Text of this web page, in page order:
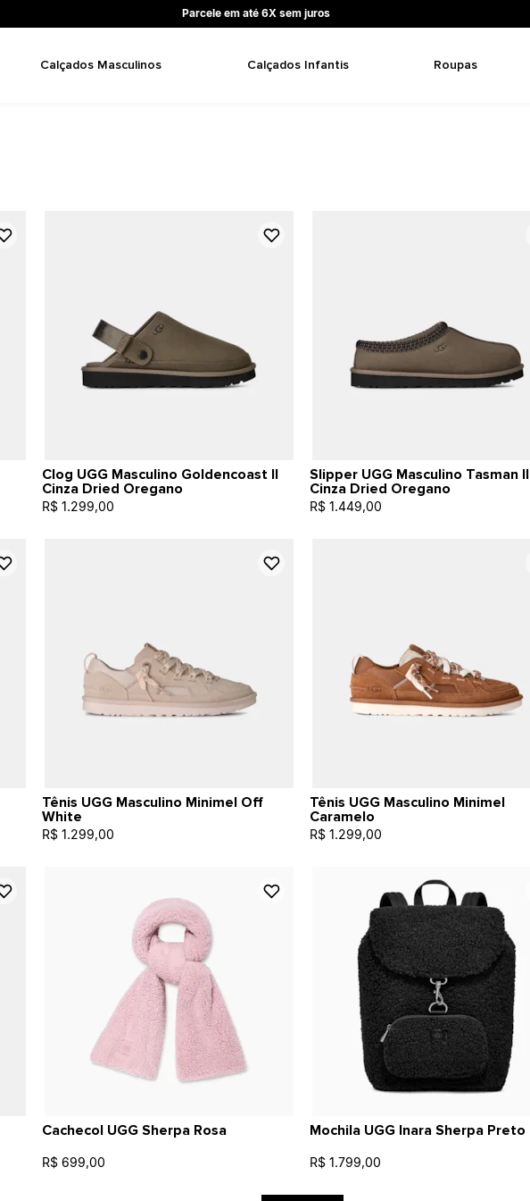
Parcele em até 6X sem juros
Calçados Masculinos Calçados Infantis Roupas
Clog UGG Masculino Goldencoast II
Cinza Dried Oregano
R$ 1.299,00
Slipper UGG Masculino Tasman II
Cinza Dried Oregano
R$ 1.449,00
Tênis UGG Masculino Minimel Off
White
R$ 1.299,00
Tênis UGG Masculino Minimel
Caramelo
R$ 1.299,00
Cachecol UGG Sherpa Rosa
R$ 699,00
Mochila UGG Inara Sherpa Preto
R$ 1.799,00